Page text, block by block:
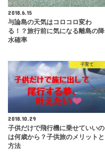
2018.6.15
与論島の天気はコロコロ変わ
る！？旅行前に気になる離島の降
水確率
子育て
2018.10.29
子供だけで飛行機に乗せていいの
は何歳から？子供旅のメリットと
方法